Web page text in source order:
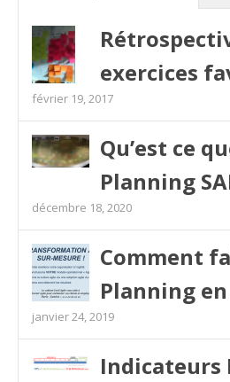
exercices
février 19, 2017
Qu’est ce
Planning
décembre 18, 2020
Comment
Planning
janvier 24, 2019
Indicateurs